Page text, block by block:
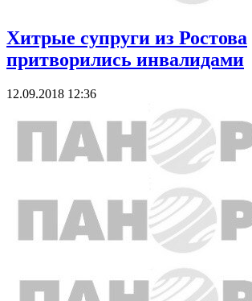
Хитрые супруги из Ростова
притворились инвалидами
12.09.2018 12:36